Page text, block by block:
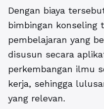
Dengan biaya
bimbingan konseling
pembelajaran yang
disusun secara
perkembangan ilmu
kerja, sehingga
yang relevan.